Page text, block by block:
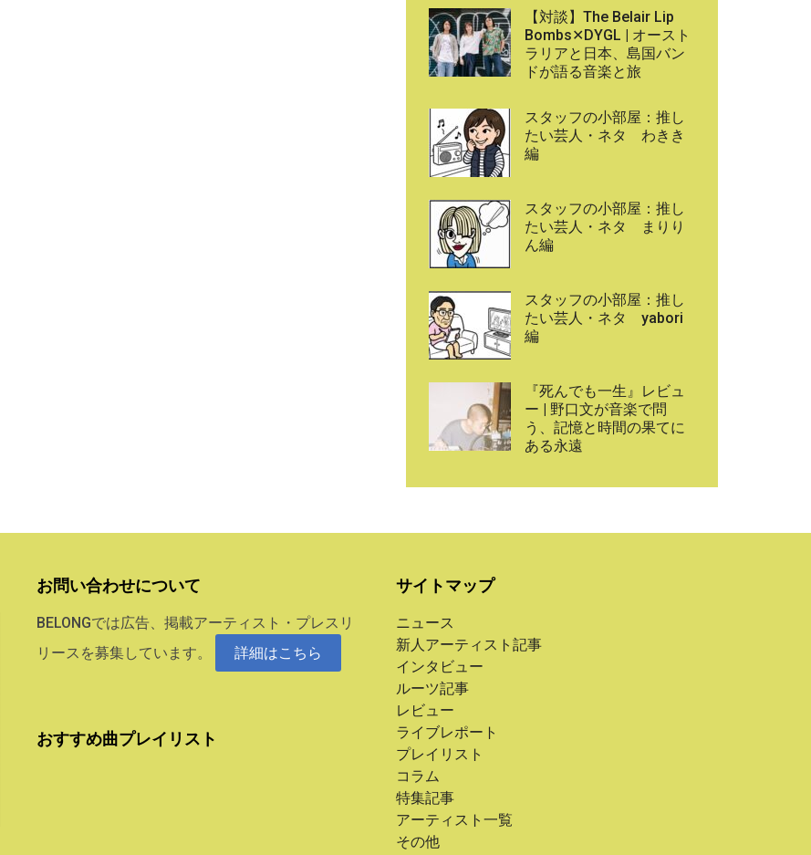
【対談】The Belair Lip
Bombs✕DYGL | オースト
ラリアと日本、島国バン
ドが語る音楽と旅
スタッフの小部屋：推し
たい芸人・ネタ わきき
編
スタッフの小部屋：推し
たい芸人・ネタ まりり
ん編
スタッフの小部屋：推し
たい芸人・ネタ yabori
編
『死んでも一生』レビュ
ー | 野口文が音楽で問
う、記憶と時間の果てに
ある永遠
お問い合わせについて
BELONGでは広告、掲載アーティスト・プレスリ
リースを募集しています。
詳細はこちら
おすすめ曲プレイリスト
サイトマップ
ニュース
新人アーティスト記事
インタビュー
ルーツ記事
レビュー
ライブレポート
プレイリスト
コラム
特集記事
アーティスト一覧
その他